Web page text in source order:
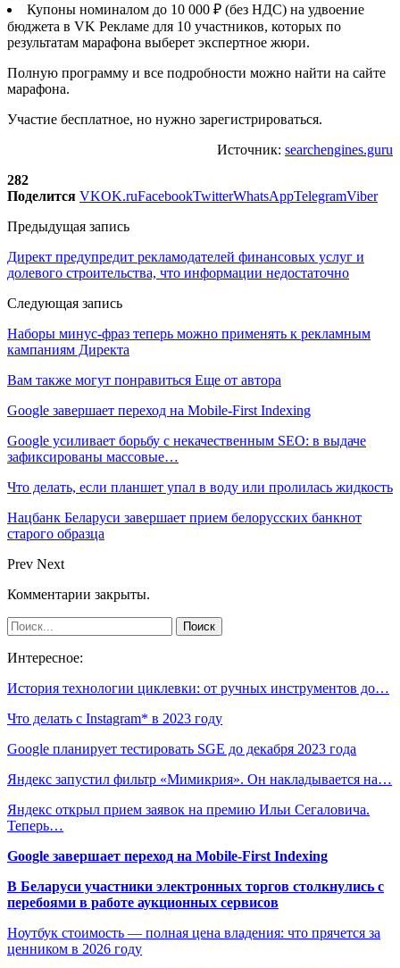
Купоны номиналом до 10 000 ₽ (без НДС) на удвоение
бюджета в VK Рекламе для 10 участников, которых по
результатам марафона выберет экспертное жюри.
Полную программу и все подробности можно найти на сайте
марафона.
Участие бесплатное, но нужно зарегистрироваться.
Источник: searchengines.guru
282
Поделится VKOK.ruFacebookTwitterWhatsAppTelegramViber
Предыдущая запись
Директ предупредит рекламодателей финансовых услуг и
долевого строительства, что информации недостаточно
Следующая запись
Наборы минус-фраз теперь можно применять к рекламным
кампаниям Директа
Вам также могут понравиться Еще от автора
Google завершает переход на Mobile-First Indexing
Google усиливает борьбу с некачественным SEO: в выдаче
зафиксированы массовые…
Что делать, если планшет упал в воду или пролилась жидкость
Нацбанк Беларуси завершает прием белорусских банкнот
старого образца
Prev Next
Комментарии закрыты.
Интересное:
История технологии циклевки: от ручных инструментов до…
Что делать с Instagram* в 2023 году
Google планирует тестировать SGE до декабря 2023 года
Яндекс запустил фильтр «Мимикрия». Он накладывается на…
Яндекс открыл прием заявок на премию Ильи Сегаловича.
Теперь…
Google завершает переход на Mobile-First Indexing
В Беларуси участники электронных торгов столкнулись с
перебоями в работе аукционных сервисов
Ноутбук стоимость — полная цена владения: что прячется за
ценником в 2026 году